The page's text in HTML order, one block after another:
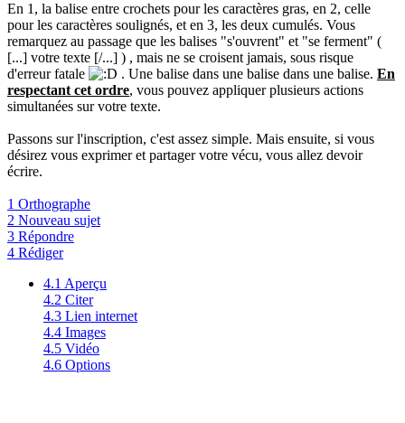
En 1, la balise entre crochets pour les caractères gras, en 2, celle
pour les caractères soulignés, et en 3, les deux cumulés. Vous
remarquez au passage que les balises "s'ouvrent" et "se ferment" (
[...] votre texte [/...] ) , mais ne se croisent jamais, sous risque
d'erreur fatale
. Une balise dans une balise dans une balise. En
respectant cet ordre, vous pouvez appliquer plusieurs actions
simultanées sur votre texte.
Passons sur l'inscription, c'est assez simple. Mais ensuite, si vous
désirez vous exprimer et partager votre vécu, vous allez devoir
écrire.
1 Orthographe
2 Nouveau sujet
3 Répondre
4 Rédiger
4.1 Aperçu
4.2 Citer
4.3 Lien internet
4.4 Images
4.5 Vidéo
4.6 Options